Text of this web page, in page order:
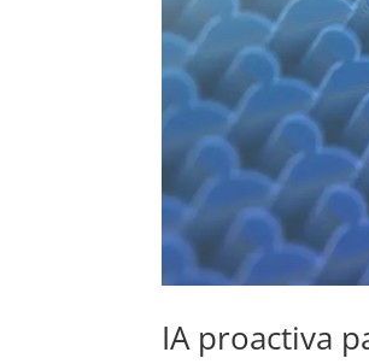
IA proactiva